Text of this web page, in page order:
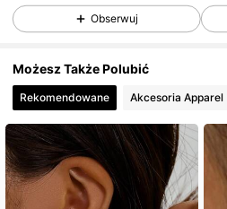
82
4,51
4,51 82
Obserwuj
Możesz Także Polubić
Rekomendowane Akcesoria Apparel